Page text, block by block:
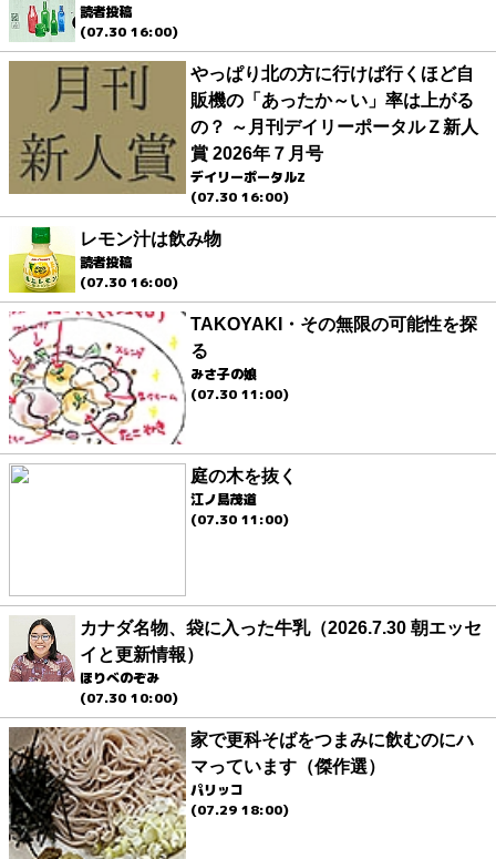
読者投稿
(07.30 16:00)
やっぱり北の方に行けば行くほど自
販機の「あったか～い」率は上がる
の？ ～月刊デイリーポータルＺ新人
賞 2026年７月号
デイリーポータルZ
(07.30 16:00)
レモン汁は飲み物
読者投稿
(07.30 16:00)
TAKOYAKI・その無限の可能性を探
る
みさ子の娘
(07.30 11:00)
庭の木を抜く
江ノ島茂道
(07.30 11:00)
カナダ名物、袋に入った牛乳（2026.7.30 朝エッセ
イと更新情報）
ほりべのぞみ
(07.30 10:00)
家で更科そばをつまみに飲むのにハ
マっています（傑作選）
パリッコ
(07.29 18:00)